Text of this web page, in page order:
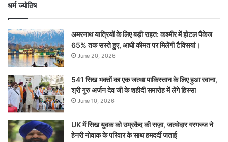
धर्म ज्योतिष
अमरनाथ यात्रियों के लिए बड़ी राहत: कश्मीर में होटल पैकेज
65% तक सस्ते हुए, आधी कीमत पर मिलेंगी टैक्सियां।
June 20, 2026
541 सिख भक्तों का एक जत्था पाकिस्तान के लिए हुआ रवाना,
श्री गुरु अर्जन देव जी के शहीदी समारोह में लेंगे हिस्सा
June 10, 2026
UK में सिख युवक को उम्रकैद की सज़ा, जत्थेदार गरगज्ज ने
हेनरी नोवाक के परिवार के साथ हमदर्दी जताई